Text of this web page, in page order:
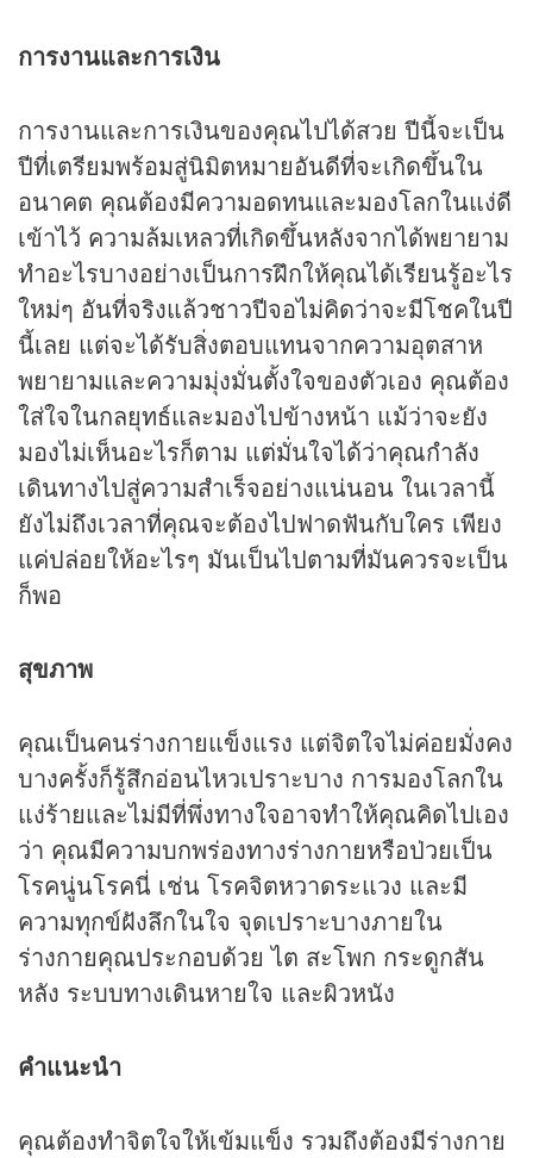
การงานและการเงิน
การงานและการเงินของคุณไปได้สวย ปีนี้จะเป็น
ปีที่เตรียมพร้อมสู่นิมิตหมายอันดีที่จะเกิดขึ้นใน
อนาคต คุณต้องมีความอดทนและมองโลกในแง่ดี
เข้าไว้ ความล้มเหลวที่เกิดขึ้นหลังจากได้พยายาม
ทำอะไรบางอย่างเป็นการฝึกให้คุณได้เรียนรู้อะไร
ใหม่ๆ อันที่จริงแล้วชาวปีจอไม่คิดว่าจะมีโชคในปี
นี้เลย แต่จะได้รับสิ่งตอบแทนจากความอุตสาห
พยายามและความมุ่งมั่นตั้งใจของตัวเอง คุณต้อง
ใส่ใจในกลยุทธ์และมองไปข้างหน้า แม้ว่าจะยัง
มองไม่เห็นอะไรก็ตาม แต่มั่นใจได้ว่าคุณกำลัง
เดินทางไปสู่ความสำเร็จอย่างแน่นอน ในเวลานี้
ยังไม่ถึงเวลาที่คุณจะต้องไปฟาดฟันกับใคร เพียง
แค่ปล่อยให้อะไรๆ มันเป็นไปตามที่มันควรจะเป็น
ก็พอ
สุขภาพ
คุณเป็นคนร่างกายแข็งแรง แต่จิตใจไม่ค่อยมั่งคง
บางครั้งก็รู้สึกอ่อนไหวเปราะบาง การมองโลกใน
แง่ร้ายและไม่มีที่พึ่งทางใจอาจทำให้คุณคิดไปเอง
ว่า คุณมีความบกพร่องทางร่างกายหรือป่วยเป็น
โรคนู่นโรคนี่ เช่น โรคจิตหวาดระแวง และมี
ความทุกข์ฝังลึกในใจ จุดเปราะบางภายใน
ร่างกายคุณประกอบด้วย ไต สะโพก กระดูกสัน
หลัง ระบบทางเดินหายใจ และผิวหนัง
คำแนะนำ
คุณต้องทำจิตใจให้เข้มแข็ง รวมถึงต้องมีร่างกาย